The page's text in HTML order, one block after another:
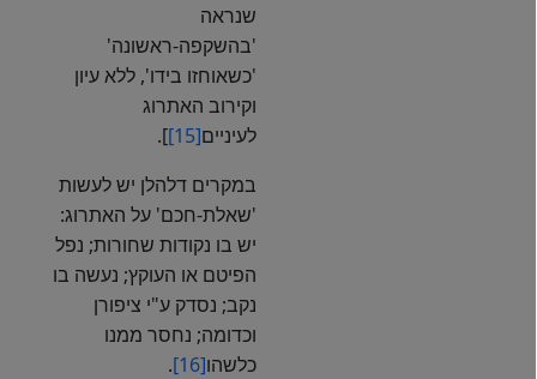
שנראה
'בהשקפה-ראשונה'
'כשאוחזו בידו', ללא עיון
וקירוב האתרוג
לעיניים[15]
].
במקרים דלהלן יש לעשות
'שאלת-חכם' על האתרוג:
יש בו נקודות שחורות; נפל
הפיטם או העוקץ; נעשה בו
נקב; נסדק ע"י ציפורן
וכדומה; נחסר ממנו
כלשהו[16]
.